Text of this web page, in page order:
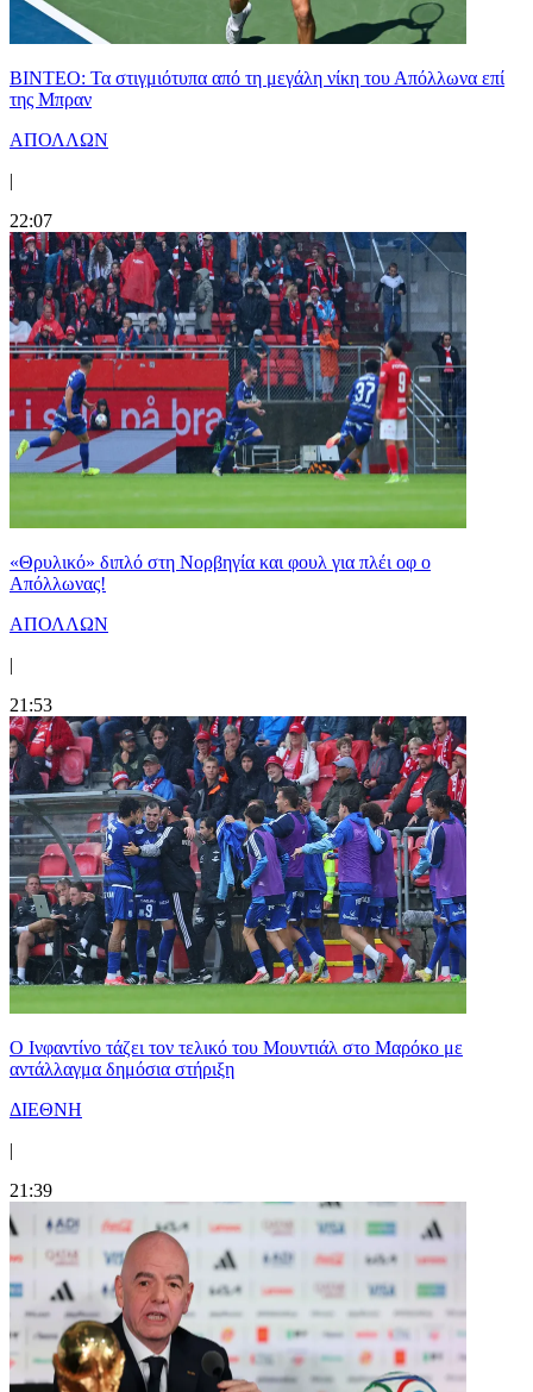
ΒΙΝΤΕΟ: Τα στιγμιότυπα από τη μεγάλη νίκη του Απόλλωνα επί
της Μπραν
ΑΠΟΛΛΩΝ
|
22:07
«Θρυλικό» διπλό στη Νορβηγία και φουλ για πλέι οφ ο
Απόλλωνας!
ΑΠΟΛΛΩΝ
|
21:53
Ο Ινφαντίνο τάζει τον τελικό του Μουντιάλ στο Μαρόκο με
αντάλλαγμα δημόσια στήριξη
ΔΙΕΘΝΗ
|
21:39